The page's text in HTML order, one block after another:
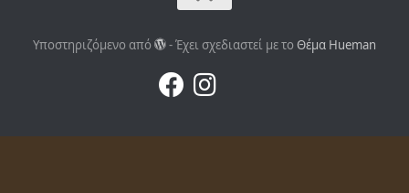
Υποστηριζόμενο από - Έχει σχεδιαστεί με το Θέμα Ηueman